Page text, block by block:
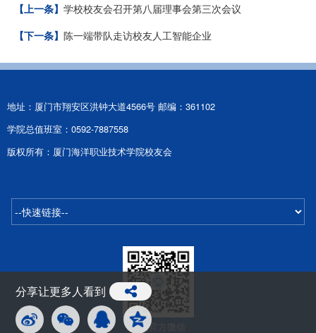
分享让更多人看到
【上一条】 学校校友会召开第八届理事会第三次会议
【下一条】 陈一端带队走访校友人工智能企业
地址：厦门市翔安区洪钟大道4566号 邮编：361102
学院总值班室：0592-7887558
版权所有：厦门海洋职业技术学院校友会
海院官方微信